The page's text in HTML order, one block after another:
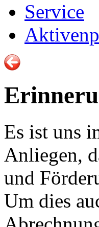
Service
Es ist uns
Anliegen,
und
Um dies